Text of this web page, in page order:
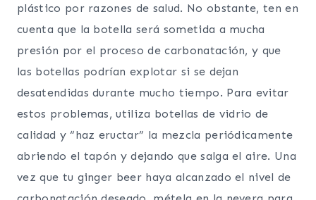
plástico por razones de salud. No obstante, ten en
cuenta que la botella será sometida a mucha
presión por el proceso de carbonatación, y que
las botellas podrían explotar si se dejan
desatendidas durante mucho tiempo. Para evitar
estos problemas, utiliza botellas de vidrio de
calidad y “haz eructar” la mezcla periódicamente
abriendo el tapón y dejando que salga el aire. Una
vez que tu ginger beer haya alcanzado el nivel de